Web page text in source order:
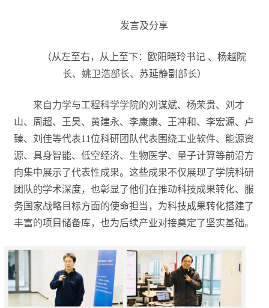
发言及分享
（从左至右，从上至下：欧阳晓玲书记 、杨越院
长、姚卫浩部长、苏延静副部长）
来自力学与工程科学学院的刘谋斌、杨荣贵、刘才
山、周超、王昊、黄建永、李康康、王冲和、李宏源、卢
臻、刘佳等代表11位科研团队代表围绕工业软件、能源资
源、具身智能、低空经济、生物医学、量子计算等前沿方
向集中展示了代表性成果。这些成果不仅展现了学院科研
团队的学术深度，也彰显了他们在推动科技成果转化、服
务国家战略目标方面的使命担当，为科技成果转化搭建了
丰富的项目储备库，也为后续产业对接奠定了坚实基础。